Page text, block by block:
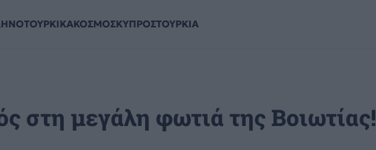
ΚΟΣΜΟΣΚΥΠΡΟΣΤΟΥΡΚΙΑ
στη μεγάλη φωτιά της Βοιωτίας!